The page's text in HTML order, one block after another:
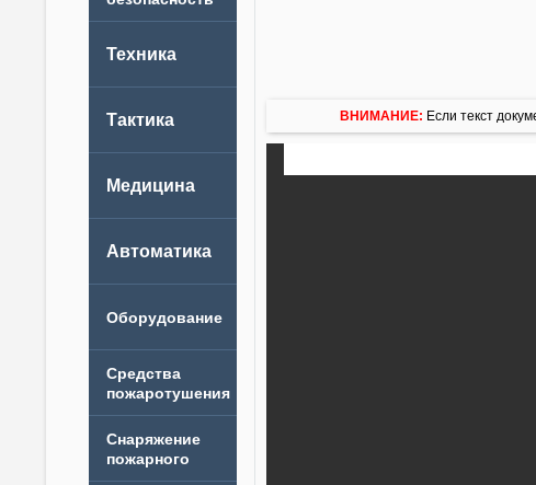
ВНИМАНИЕ: Если текст